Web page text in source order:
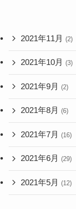
2021年11月 (2)
2021年10月 (3)
2021年9月 (2)
2021年8月 (6)
2021年7月 (16)
2021年6月 (29)
2021年5月 (12)